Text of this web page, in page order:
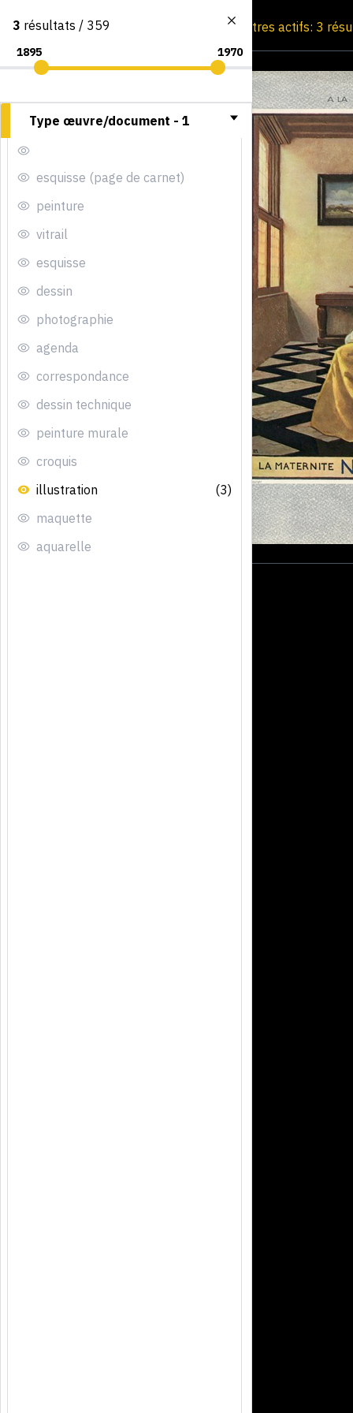
Consultation par image Filtres actifs: 3
3 résultats / 359
Type œuvre/document - 1
esquisse (page de carnet)
peinture
vitrail
esquisse
dessin
photographie
agenda
correspondance
dessin technique
peinture murale
croquis
illustration
(3)
maquette
aquarelle